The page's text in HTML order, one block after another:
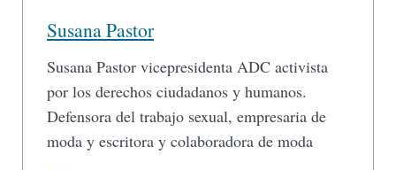
Susana Pastor
Susana Pastor vicepresidenta ADC activista
por los derechos ciudadanos y humanos.
Defensora del trabajo sexual, empresaria de
moda y escritora y colaboradora de moda